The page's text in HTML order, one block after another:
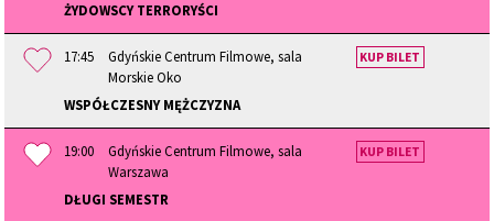
ŻYDOWSCY TERRORYŚCI
17:45
Gdyńskie Centrum Filmowe, sala
Morskie Oko
WSPÓŁCZESNY MĘŻCZYZNA
KUP BILET
19:00
Gdyńskie Centrum Filmowe, sala
Warszawa
DŁUGI SEMESTR
KUP BILET